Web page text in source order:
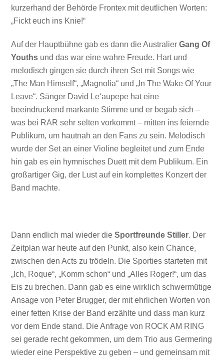
kurzerhand der Behörde Frontex mit deutlichen Worten:
„Fickt euch ins Knie!“
Auf der Hauptbühne gab es dann die AustralierGang Of
Youths und das war eine wahre Freude. Hart und
melodisch gingen sie durch ihren Set mit Songs wie
„The Man Himself“, „Magnolia“ und „In The Wake Of Your
Leave“. Sänger David Leʻaupepe hat eine
beeindruckend markante Stimme und er begab sich –
was bei RAR sehr selten vorkommt – mitten ins feiernde
Publikum, um hautnah an den Fans zu sein. Melodisch
wurde der Set an einer Violine begleitet und zum Ende
hin gab es ein hymnisches Duett mit dem Publikum. Ein
großartiger Gig, der Lust auf ein komplettes Konzert der
Band machte.
Dann endlich mal wieder dieSportfreunde Stiller. Der
Zeitplan war heute auf den Punkt, also kein Chance,
zwischen den Acts zu trödeln. Die Sporties starteten mit
„Ich, Roque“, „Komm schon“ und „Alles Roger!“, um das
Eis zu brechen. Dann gab es eine wirklich schwermütige
Ansage von Peter Brugger, der mit ehrlichen Worten von
einer fetten Krise der Band erzählte und dass man kurz
vor dem Ende stand. Die Anfrage von ROCK AM RING
sei gerade recht gekommen, um dem Trio aus Germering
wieder eine Perspektive zu geben – und gemeinsam mit